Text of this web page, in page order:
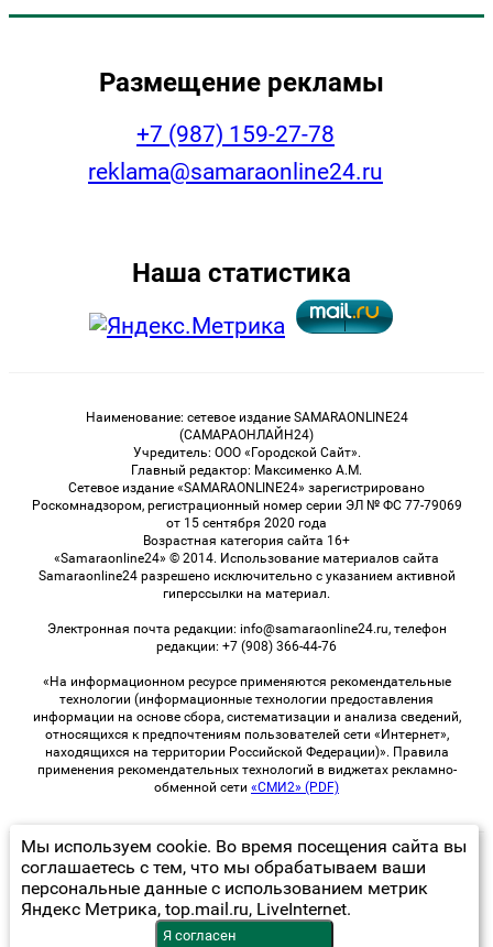
Размещение рекламы
+7 (987) 159-27-78
reklama@samaraonline24.ru
Наша статистика
Наименование: сетевое издание SAMARAONLINE24
(САМАРАОНЛАЙН24)
Учредитель: ООО «Городской Сайт».
Главный редактор: Максименко А.М.
Сетевое издание «SAMARAONLINE24» зарегистрировано
Роскомнадзором, регистрационный номер серии ЭЛ № ФС 77-79069
от 15 сентября 2020 года
Возрастная категория сайта 16+
«Samaraonline24» © 2014. Использование материалов сайта
Samaraonline24 разрешено исключительно с указанием активной
гиперссылки на материал.
Электронная почта редакции: info@samaraonline24.ru, телефон
редакции: +7 (908) 366-44-76
«На информационном ресурсе применяются рекомендательные
технологии (информационные технологии предоставления
информации на основе сбора, систематизации и анализа сведений,
относящихся к предпочтениям пользователей сети «Интернет»,
находящихся на территории Российской Федерации)». Правила
применения рекомендательных технологий в виджетах рекламно-
обменной сети «СМИ2» (PDF)
© 2026 «samaraOnline24» | Все права защищены
Возрастная категория сайта 16+
Политика конфиденциальности
Мы используем cookie. Во время посещения сайта вы
соглашаетесь с тем, что мы обрабатываем ваши
персональные данные с использованием метрик
Яндекс Метрика, top.mail.ru, LiveInternet.
Я согласен